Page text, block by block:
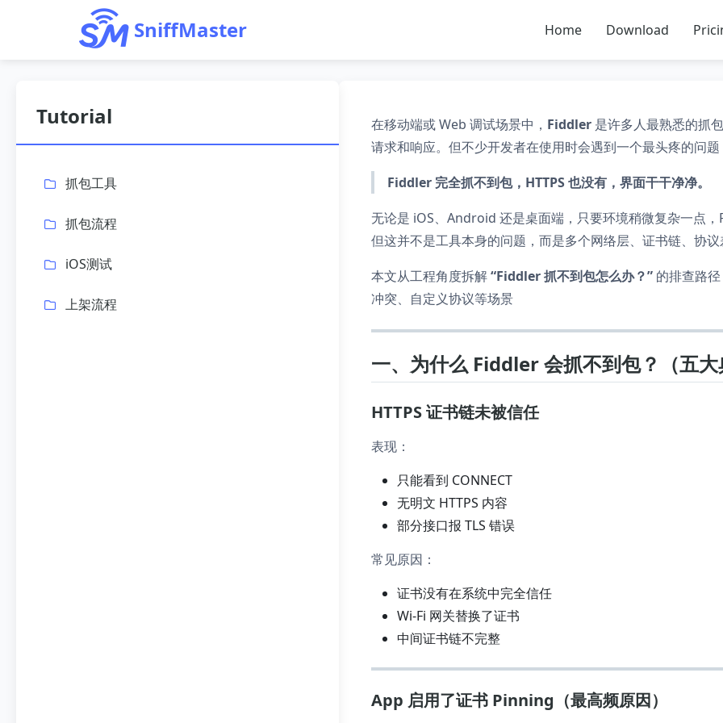
SniffMaster Home Download
Tutorial
抓包工具
抓包流程
iOS测试
上架流程
在移动端或 Web 调试场景中， Fiddler 是许多人最熟悉的抓
请求和响应。但不少开发者在使用时会遇到一个最头疼的问题
Fiddler 完全抓不到包，HTTPS 也没有，界面干干净净。
无论是 iOS、Android 还是桌面端，只要环境稍微复杂一点，
但这并不是工具本身的问题，而是多个网络层、证书链、协议
本文从工程角度拆解“Fiddler 抓不到包怎么办？” 的排查路
冲突、自定义协议等场景
一、为什么 Fiddler 会抓不到包？（五大
HTTPS 证书链未被信任
表现：
只能看到 CONNECT
无明文 HTTPS 内容
部分接口报 TLS 错误
常见原因：
证书没有在系统中完全信任
Wi-Fi 网关替换了证书
中间证书链不完整
App 启用了证书 Pinning（最高频原因）